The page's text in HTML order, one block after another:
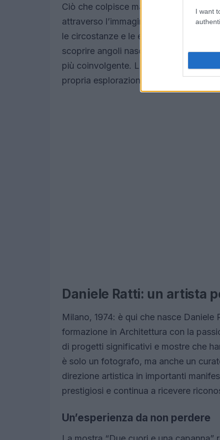
I want
Ciò che colpisce maggiormente
attraverso l’immagine. Ogni
le circostanze e le emozioni dietro a
scoprire angoli nascosti e dettagli
più coinvolgente. La mostra non è
propria esplorazione del legame tra
Daniele Ratti: un artista
Milano, 1974: è qui che nasce
formazione in Architettura con la
di progetti significativi e mostre che
è solo un fotografo, ma anche un
direzione artistica in importanti
prestigiosi e continua a ricevere
Un’esperienza da non perdere